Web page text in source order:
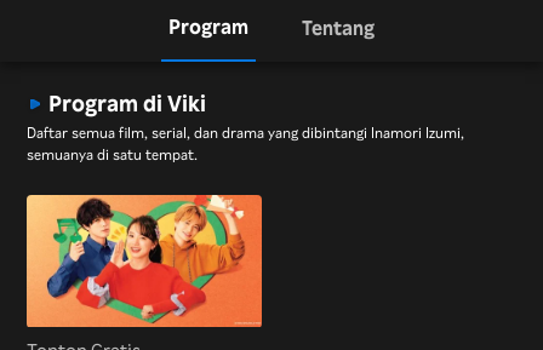
Program Tentang
Program di Viki
Daftar semua film, serial, dan drama yang dibintangi Inamori Izumi,
semuanya di satu tempat.